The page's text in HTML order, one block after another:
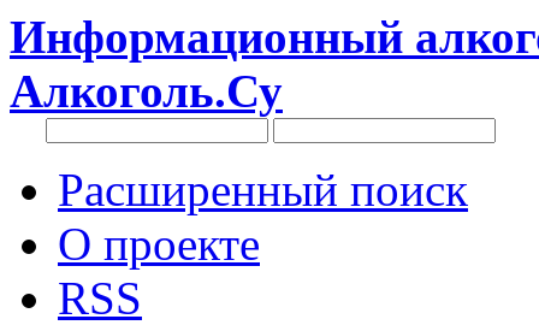
Информационный
Алкоголь.Су
Расширенный поиск
О проекте
RSS